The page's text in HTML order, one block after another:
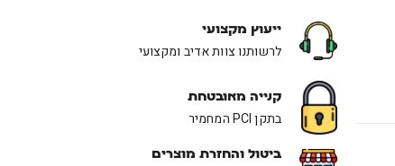
ייעוץ מקצועי
לרשותנו צוות אדיב ומקצועי
קנייה מאובטחת
בתקן PCI המחמיר
ביטול והחזרת מוצרים